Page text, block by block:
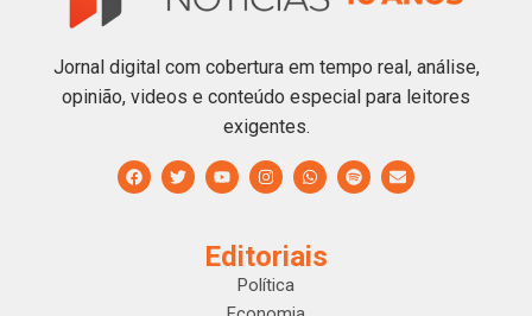
Jornal digital com cobertura em tempo real, análise,
opinião, videos e conteúdo especial para leitores
exigentes.
Editoriais
Política